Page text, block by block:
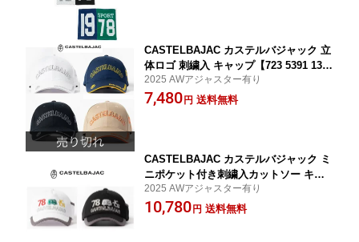
CASTELBAJAC カステルバジャック 立
体ロゴ 刺繍入 キャップ【723 5391 13
2】
2025 AWアジャスター有り
7,480 円 送料無料
CASTELBAJAC カステルバジャック ミ
ニポケット付き刺繍入カットソー キャ
ップ【723 5391 135】
2025 AWアジャスター有り
10,780 円 送料無料